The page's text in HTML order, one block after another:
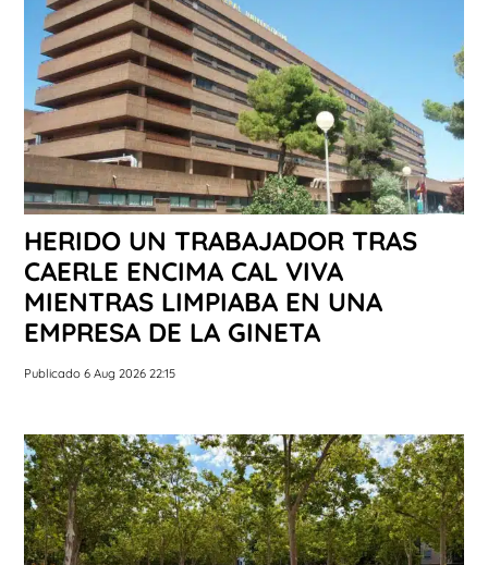
HERIDO UN TRABAJADOR TRAS
CAERLE ENCIMA CAL VIVA
MIENTRAS LIMPIABA EN UNA
EMPRESA DE LA GINETA
Publicado 6 Aug 2026 22:15